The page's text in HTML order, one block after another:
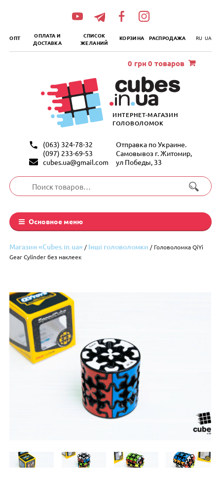
ОПТ
ОПЛАТА И
ДОСТАВКА
СПИСОК
ЖЕЛАНИЙ
КОРЗИНА РАСПРОДАЖА RU UA
ИНТЕРНЕТ-МАГАЗИН
ГОЛОВОЛОМОК
(063) 324-78-32
(097) 233-69-53
cubes.ua@gmail.com
Отправка по Украине.
Самовывоз г. Житомир,
ул Победы, 33
Искать:
Основное меню
0 грн 0 товаров
Магазин «Cubes.in.ua» / Інші головоломки / Головоломка QiYi
Gear Cylinder без наклеек